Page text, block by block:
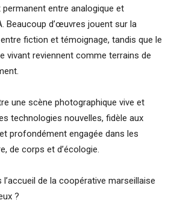
entre analogique et
Beaucoup d’œuvres jouent sur la
fiction et témoignage, tandis que le
vivant reviennent comme terrains de
une scène photographique vive et
technologies nouvelles, fidèle aux
profondément engagée dans les
de corps et d’écologie.
de la coopérative marseillaise
?